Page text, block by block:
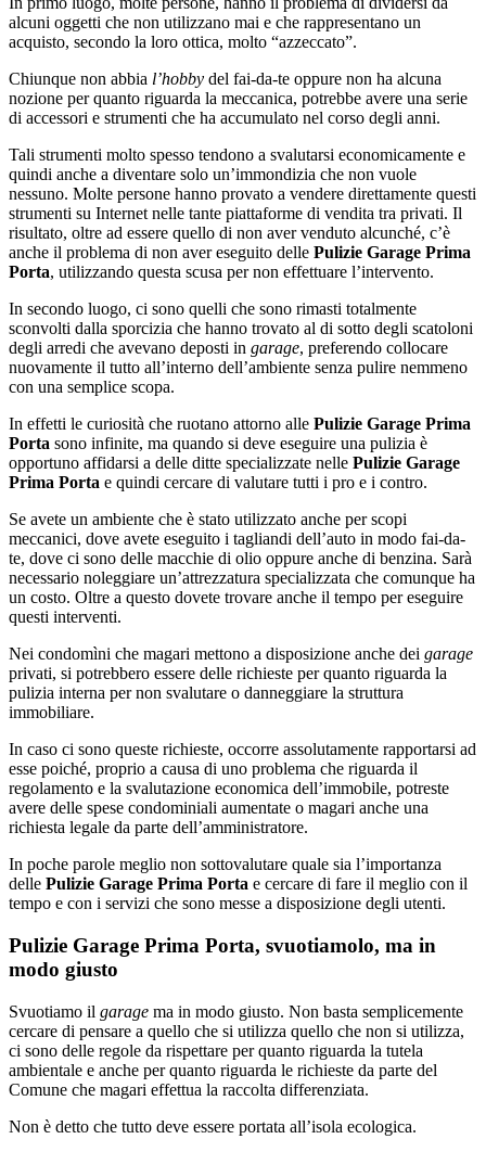
alcuni oggetti che non utilizzano mai e che rappresentano un
acquisto, secondo la loro ottica, molto “azzeccato”.
Chiunque non abbia l’hobby del fai-da-te oppure non ha alcuna
nozione per quanto riguarda la meccanica, potrebbe avere una serie
di accessori e strumenti che ha accumulato nel corso degli anni.
Tali strumenti molto spesso tendono a svalutarsi economicamente e
quindi anche a diventare solo un’immondizia che non vuole
nessuno. Molte persone hanno provato a vendere direttamente questi
strumenti su Internet nelle tante piattaforme di vendita tra privati. Il
risultato, oltre ad essere quello di non aver venduto alcunché, c’è
anche il problema di non aver eseguito delle Pulizie Garage Prima
Porta, utilizzando questa scusa per non effettuare l’intervento.
In secondo luogo, ci sono quelli che sono rimasti totalmente
sconvolti dalla sporcizia che hanno trovato al di sotto degli scatoloni
degli arredi che avevano deposti in garage, preferendo collocare
nuovamente il tutto all’interno dell’ambiente senza pulire nemmeno
con una semplice scopa.
In effetti le curiosità che ruotano attorno alle Pulizie Garage Prima
Porta sono infinite, ma quando si deve eseguire una pulizia è
opportuno affidarsi a delle ditte specializzate nelle Pulizie Garage
Prima Porta e quindi cercare di valutare tutti i pro e i contro.
Se avete un ambiente che è stato utilizzato anche per scopi
meccanici, dove avete eseguito i tagliandi dell’auto in modo fai-da-
te, dove ci sono delle macchie di olio oppure anche di benzina. Sarà
necessario noleggiare un’attrezzatura specializzata che comunque ha
un costo. Oltre a questo dovete trovare anche il tempo per eseguire
questi interventi.
Nei condomìni che magari mettono a disposizione anche dei garage
privati, si potrebbero essere delle richieste per quanto riguarda la
pulizia interna per non svalutare o danneggiare la struttura
immobiliare.
In caso ci sono queste richieste, occorre assolutamente rapportarsi ad
esse poiché, proprio a causa di uno problema che riguarda il
regolamento e la svalutazione economica dell’immobile, potreste
avere delle spese condominiali aumentate o magari anche una
richiesta legale da parte dell’amministratore.
In poche parole meglio non sottovalutare quale sia l’importanza
delle Pulizie Garage Prima Porta e cercare di fare il meglio con il
tempo e con i servizi che sono messe a disposizione degli utenti.
Pulizie Garage Prima Porta, svuotiamolo, ma in
modo giusto
Svuotiamo il garage ma in modo giusto. Non basta semplicemente
cercare di pensare a quello che si utilizza quello che non si utilizza,
ci sono delle regole da rispettare per quanto riguarda la tutela
ambientale e anche per quanto riguarda le richieste da parte del
Comune che magari effettua la raccolta differenziata.
Non è detto che tutto deve essere portata all’isola ecologica.